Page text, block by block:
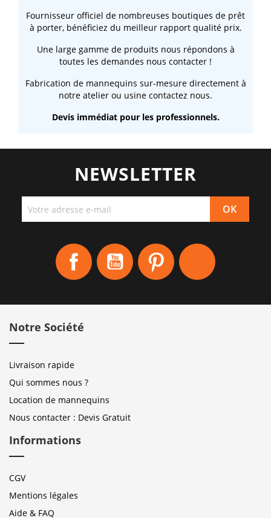
Fournisseur officiel de nombreuses boutiques de prêt
à porter, bénéficiez du meilleur rapport qualité prix.
Une large gamme de produits nous répondons à
toutes les demandes nous contacter !
Fabrication de mannequins sur-mesure directement à
notre atelier ou usine contactez nous.
Devis immédiat pour les professionnels.
NEWSLETTER
Facebook YouTube Pinterest
Notre Société
Livraison rapide
Qui sommes nous ?
Location de mannequins
Nous contacter : Devis Gratuit
Informations
CGV
Mentions légales
Aide & FAQ